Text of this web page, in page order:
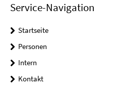
Service-Navigation
Startseite
Personen
Intern
Kontakt